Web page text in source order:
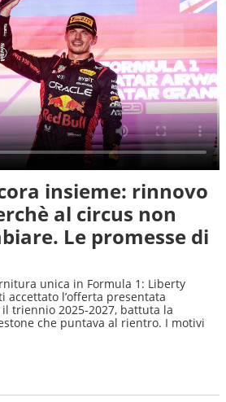
insieme: rinnovo
al circus non
Le promesse di
unica in Formula 1: Liberty
accettato l’offerta presentata
triennio 2025-2027, battuta la
che puntava al rientro. I motivi